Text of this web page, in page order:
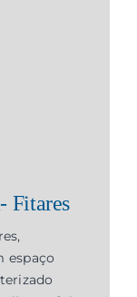
Fitares
espaço